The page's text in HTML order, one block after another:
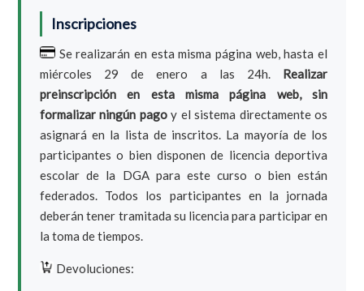
Inscripciones
Se realizarán en esta misma página web, hasta el
miércoles 29 de enero a las 24h. Realizar
preinscripción en esta misma página web, sin
formalizar ningún pagoy el sistema directamente os
asignará en la lista de inscritos. La mayoría de los
participantes o bien disponen de licencia deportiva
escolar de la DGA para este curso o bien están
federados. Todos los participantes en la jornada
deberán tener tramitada su licencia para participar en
la toma de tiempos.
Devoluciones: